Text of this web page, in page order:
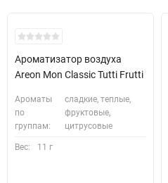
Ароматизатор воздуха
Areon Mon Classic Tutti Frutti
Ароматы
по
группам:
сладкие, теплые,
фруктовые,
цитрусовые
Вес: 11 г